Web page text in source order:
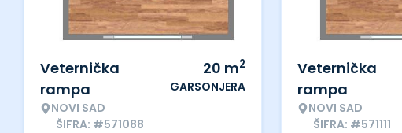
Veternička
rampa
NOVI SAD
ŠIFRA: #571088
20 m2
GARSONJERA
Veternička
rampa
NOVI SAD
ŠIFRA: #571111